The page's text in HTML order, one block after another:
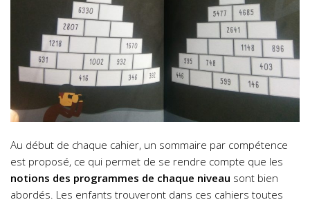
Au début de chaque cahier, un sommaire par compétence
est proposé, ce qui permet de se rendre compte que les
notions des programmes de chaque niveau sont bien
abordés. Les enfants trouveront dans ces cahiers toutes